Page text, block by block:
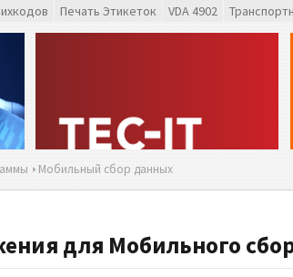
Печать Этикеток VDA 4902
Мобильный cбор данных
для Мобильного